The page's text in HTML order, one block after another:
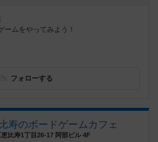
ームをやってみよう！
フォローする
寿のボードゲームカフェ
比寿1丁目26-17 阿部ビル 4F